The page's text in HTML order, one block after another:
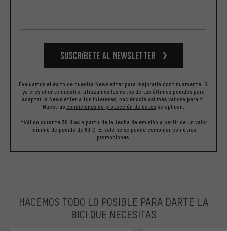
Suscríbete al newsletter
Evaluamos el éxito de nuestra Newsletter para mejorarla continuamente. Si
ya eres cliente nuestro, utilizamos los datos de tus últimos pedidos para
adaptar la Newsletter a tus intereses, haciéndola así más valiosa para ti.
Nuestras condiciones de protección de datos se aplican.
*Válido durante 30 días a partir de la fecha de emisión a partir de un valor
mínimo de pedido de 60 €. El vale no se puede combinar con otras
promociones.
HACEMOS TODO LO POSIBLE PARA DARTE LA
BICI QUE NECESITAS